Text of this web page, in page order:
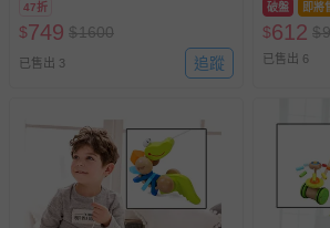
-其他原廠盒裝商品封口處已貼上「
示字句等說明貼紙、封條者。
相關的退換貨辦理流程，可詳見： 退
其他常見問題：
47折
$749 $1600
已售出 3 追蹤
破盤 即將
$612 $
已售出 6